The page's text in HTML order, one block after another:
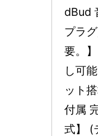
dBud
プラ
要。
し可
ット
付属
式】 (